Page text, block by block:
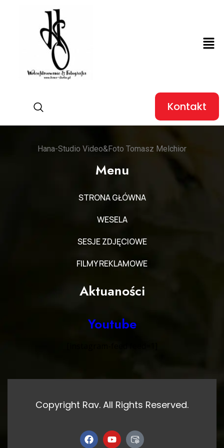
Kontakt
Hana-Studio Video&Foto Tomasz Melchior
Menu
STRONA GŁÓWNA
WESELA
SESJE ZDJĘCIOWE
FILMY REKLAMOWE
Aktuaności
Youtube
Copyright Rav. All Rights Reserved.